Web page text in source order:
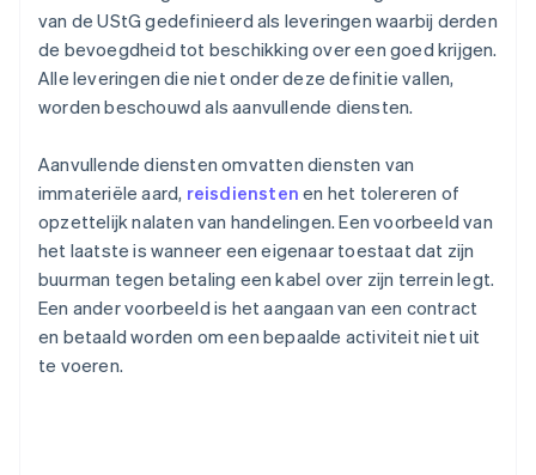
van de UStG gedefinieerd als leveringen waarbij derden
de bevoegdheid tot beschikking over een goed krijgen.
Alle leveringen die niet onder deze definitie vallen,
worden beschouwd als aanvullende diensten.
Aanvullende diensten omvatten diensten van
immateriële aard, reisdiensten en het tolereren of
opzettelijk nalaten van handelingen. Een voorbeeld van
het laatste is wanneer een eigenaar toestaat dat zijn
buurman tegen betaling een kabel over zijn terrein legt.
Een ander voorbeeld is het aangaan van een contract
en betaald worden om een bepaalde activiteit niet uit
te voeren.